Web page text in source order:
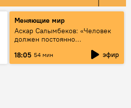
Меняющие мир
Аскар Салымбеков: «Человек
должен постоянно
18:05 54 мин эфир